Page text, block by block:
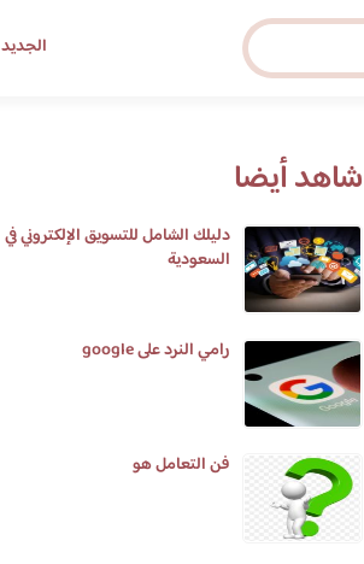
الجديد
شاهد أيضا
دليلك الشامل للتسويق الإلكتروني في
السعودية
رامي النرد على google
فن التعامل هو